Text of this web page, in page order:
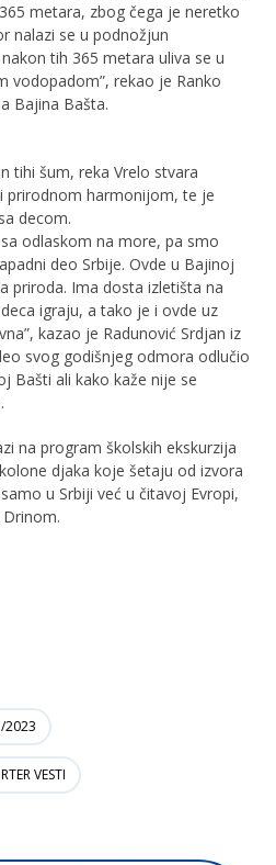
metara, zbog čega je neretko
nalazi se u podnožjun
tih 365 metara uliva se u
vodopadom”, rekao je Ranko
Bajina Bašta.
tihi šum, reka Vrelo stvara
prirodnom harmonijom, te je
decom.
odlaskom na more, pa smo
deo Srbije. Ovde u Bajinoj
priroda. Ima dosta izletišta na
igraju, a tako je i ovde uz
kazao je Radunović Srdjan iz
svog godišnjeg odmora odlučio
Bašti ali kako kaže nije se
na program školskih ekskurzija
djaka koje šetaju od izvora
u Srbiji već u čitavoj Evropi,
2023
VESTI